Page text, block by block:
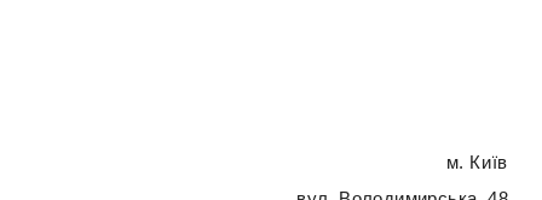
м. Київ